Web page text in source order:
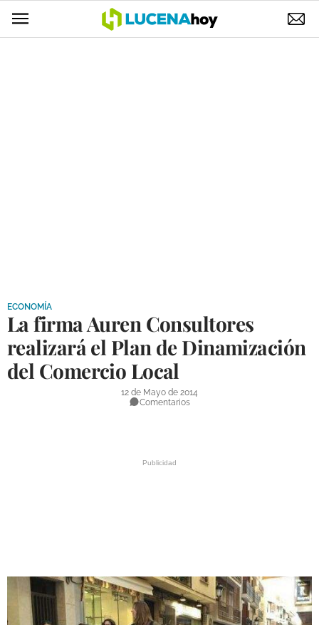
DEPORTES
COMPETICIONES
OBRAS
ECONOMÍA
La firma Auren Consultores
realizará el Plan de Dinamización
del Comercio Local
12 de Mayo de 2014
Comentarios